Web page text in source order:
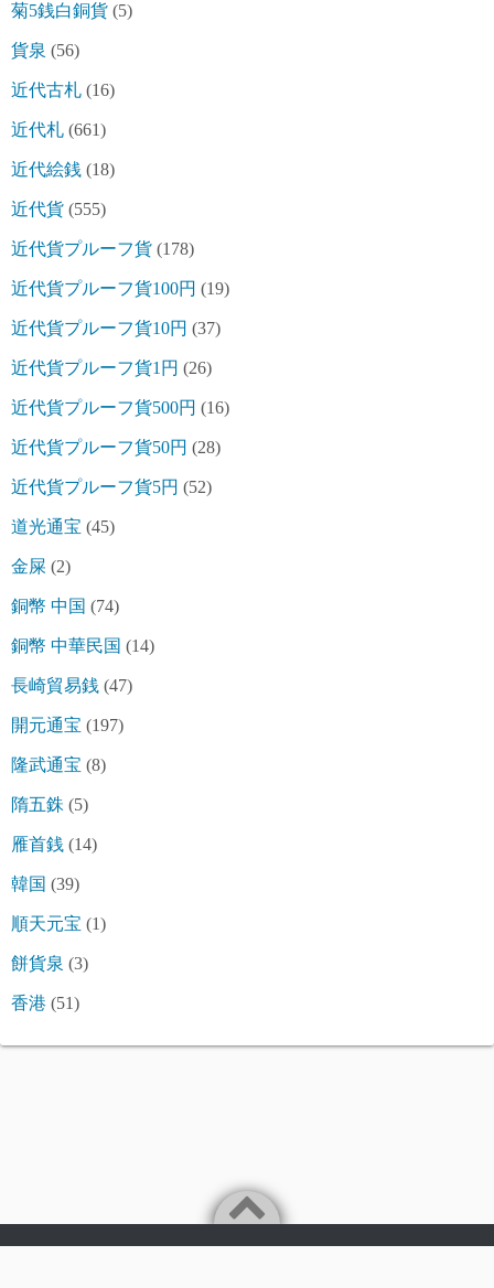
菊5銭白銅貨 (5)
貨泉 (56)
近代古札 (16)
近代札 (661)
近代絵銭 (18)
近代貨 (555)
近代貨プルーフ貨 (178)
近代貨プルーフ貨100円 (19)
近代貨プルーフ貨10円 (37)
近代貨プルーフ貨1円 (26)
近代貨プルーフ貨500円 (16)
近代貨プルーフ貨50円 (28)
近代貨プルーフ貨5円 (52)
道光通宝 (45)
金屎 (2)
銅幣 中国 (74)
銅幣 中華民国 (14)
長崎貿易銭 (47)
開元通宝 (197)
隆武通宝 (8)
隋五銖 (5)
雁首銭 (14)
韓国 (39)
順天元宝 (1)
餅貨泉 (3)
香港 (51)